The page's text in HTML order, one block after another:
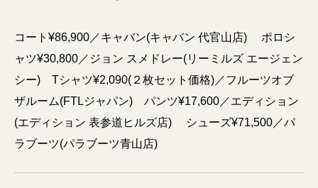
コート¥86,900／キャバン(キャバン 代官山店) ポロシ
ャツ¥30,800／ジョン スメドレー(リーミルズ エージェン
シー) Tシャツ¥2,090(２枚セット価格)／フルーツオブ
ザルーム(FTLジャパン) パンツ¥17,600／エディション
(エディション 表参道ヒルズ店) シューズ¥71,500／パ
ラブーツ(パラブーツ青山店)